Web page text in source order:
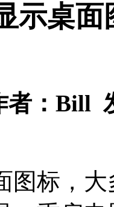
示桌
： Bill
图标，